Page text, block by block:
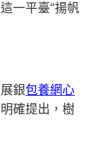
一平臺“揚帆
銀包養網心
確提出，樹